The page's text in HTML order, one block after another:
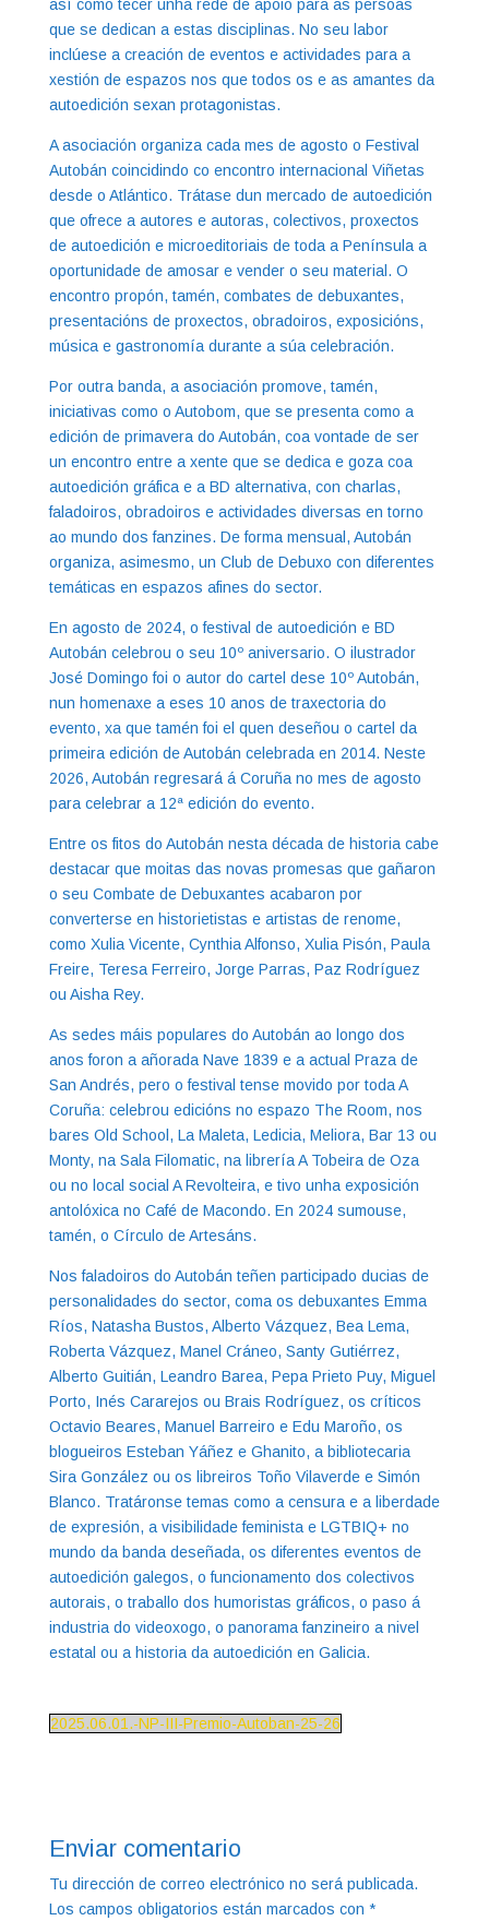
así como tecer unha rede de apoio para as persoas
que se dedican a estas disciplinas. No seu labor
inclúese a creación de eventos e actividades para a
xestión de espazos nos que todos os e as amantes da
autoedición sexan protagonistas.
A asociación organiza cada mes de agosto o Festival
Autobán coincidindo co encontro internacional Viñetas
desde o Atlántico. Trátase dun mercado de autoedición
que ofrece a autores e autoras, colectivos, proxectos
de autoedición e microeditoriais de toda a Península a
oportunidade de amosar e vender o seu material. O
encontro propón, tamén, combates de debuxantes,
presentacións de proxectos, obradoiros, exposicións,
música e gastronomía durante a súa celebración.
Por outra banda, a asociación promove, tamén,
iniciativas como o Autobom, que se presenta como a
edición de primavera do Autobán, coa vontade de ser
un encontro entre a xente que se dedica e goza coa
autoedición gráfica e a BD alternativa, con charlas,
faladoiros, obradoiros e actividades diversas en torno
ao mundo dos fanzines. De forma mensual, Autobán
organiza, asimesmo, un Club de Debuxo con diferentes
temáticas en espazos afines do sector.
En agosto de 2024, o festival de autoedición e BD
Autobán celebrou o seu 10º aniversario. O ilustrador
José Domingo foi o autor do cartel dese 10º Autobán,
nun homenaxe a eses 10 anos de traxectoria do
evento, xa que tamén foi el quen deseñou o cartel da
primeira edición de Autobán celebrada en 2014. Neste
2026, Autobán regresará á Coruña no mes de agosto
para celebrar a 12ª edición do evento.
Entre os fitos do Autobán nesta década de historia cabe
destacar que moitas das novas promesas que gañaron
o seu Combate de Debuxantes acabaron por
converterse en historietistas e artistas de renome,
como Xulia Vicente, Cynthia Alfonso, Xulia Pisón, Paula
Freire, Teresa Ferreiro, Jorge Parras, Paz Rodríguez
ou Aisha Rey.
As sedes máis populares do Autobán ao longo dos
anos foron a añorada Nave 1839 e a actual Praza de
San Andrés, pero o festival tense movido por toda A
Coruña: celebrou edicións no espazo The Room, nos
bares Old School, La Maleta, Ledicia, Meliora, Bar 13 ou
Monty, na Sala Filomatic, na librería A Tobeira de Oza
ou no local social A Revolteira, e tivo unha exposición
antolóxica no Café de Macondo. En 2024 sumouse,
tamén, o Círculo de Artesáns.
Nos faladoiros do Autobán teñen participado ducias de
personalidades do sector, coma os debuxantes Emma
Ríos, Natasha Bustos, Alberto Vázquez, Bea Lema,
Roberta Vázquez, Manel Cráneo, Santy Gutiérrez,
Alberto Guitián, Leandro Barea, Pepa Prieto Puy, Miguel
Porto, Inés Cararejos ou Brais Rodríguez, os críticos
Octavio Beares, Manuel Barreiro e Edu Maroño, os
blogueiros Esteban Yáñez e Ghanito, a bibliotecaria
Sira González ou os libreiros Toño Vilaverde e Simón
Blanco. Tratáronse temas como a censura e a liberdade
de expresión, a visibilidade feminista e LGTBIQ+ no
mundo da banda deseñada, os diferentes eventos de
autoedición galegos, o funcionamento dos colectivos
autorais, o traballo dos humoristas gráficos, o paso á
industria do videoxogo, o panorama fanzineiro a nivel
estatal ou a historia da autoedición en Galicia.
2025.06.01.-NP-III-Premio-Autoban-25-26
Enviar comentario
Tu dirección de correo electrónico no será publicada.
Los campos obligatorios están marcados con *